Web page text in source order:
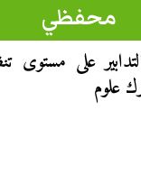
محفظي
على مستوى
علوم